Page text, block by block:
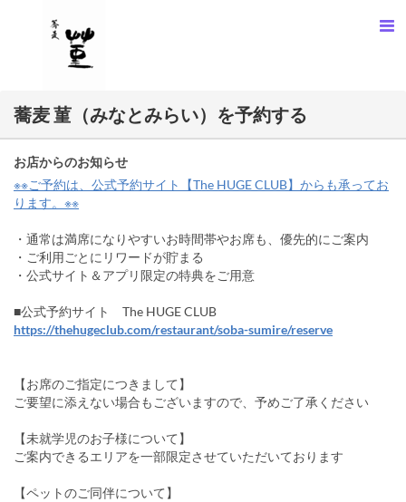
蕎麦 菫（みなとみらい）を予約する
お店からのお知らせ
※※ご予約は、公式予約サイト【The HUGE CLUB】からも承ってお
ります。※※
・通常は満席になりやすいお時間帯やお席も、優先的にご案内
・ご利用ごとにリワードが貯まる
・公式サイト＆アプリ限定の特典をご用意
■公式予約サイト The HUGE CLUB
https://thehugeclub.com/restaurant/soba-sumire/reserve
【お席のご指定につきまして】
ご要望に添えない場合もございますので、予めご了承ください
【未就学児のお子様について】
ご案内できるエリアを一部限定させていただいております
【ペットのご同伴について】